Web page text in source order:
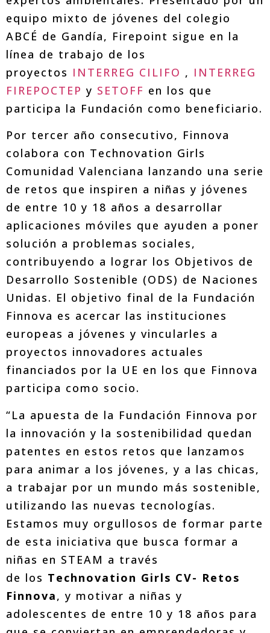
equipo mixto de jóvenes del colegio
ABCÉ de Gandía, Firepoint sigue en la
línea de trabajo de los
proyectos INTERREG CILIFO , INTERREG
FIREPOCTEP y SETOFF en los que
participa la Fundación como beneficiario.
Por tercer año consecutivo, Finnova
colabora con Technovation Girls
Comunidad Valenciana lanzando una serie
de retos que inspiren a niñas y jóvenes
de entre 10 y 18 años a desarrollar
aplicaciones móviles que ayuden a poner
solución a problemas sociales,
contribuyendo a lograr los Objetivos de
Desarrollo Sostenible (ODS) de Naciones
Unidas. El objetivo final de la Fundación
Finnova es acercar las instituciones
europeas a jóvenes y vincularles a
proyectos innovadores actuales
financiados por la UE en los que Finnova
participa como socio.
“La apuesta de la Fundación Finnova por
la innovación y la sostenibilidad quedan
patentes en estos retos que lanzamos
para animar a los jóvenes, y a las chicas,
a trabajar por un mundo más sostenible,
utilizando las nuevas tecnologías.
Estamos muy orgullosos de formar parte
de esta iniciativa que busca formar a
niñas en STEAM a través
de los Technovation Girls CV- Retos
Finnova, y motivar a niñas y
adolescentes de entre 10 y 18 años para